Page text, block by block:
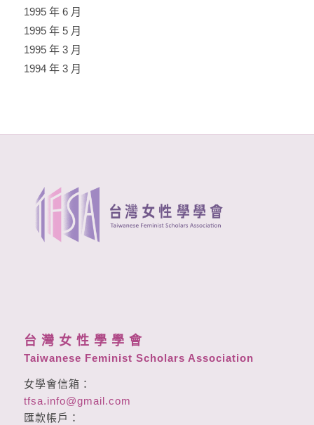
1995 年 6 月
1995 年 5 月
1995 年 3 月
1994 年 3 月
台 灣 女 性 學 學 會
Taiwanese Feminist Scholars Association
女學會信箱：
tfsa.info@gmail.com
匯款帳戶：